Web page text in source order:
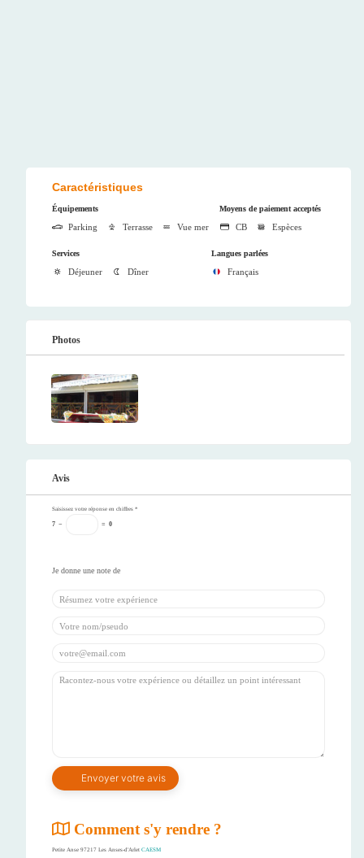
Caractéristiques
Équipements
Parking Terrasse Vue mer
Moyens de paiement acceptés
CB Espèces
Services
Déjeuner Dîner
Langues parlées
Français
Photos
Avis
Saisissez votre réponse en chiffres *
7 − = 0
Comment s'y rendre ?
Petite Anse 97217 Les Anses-d'Arlet CAESM